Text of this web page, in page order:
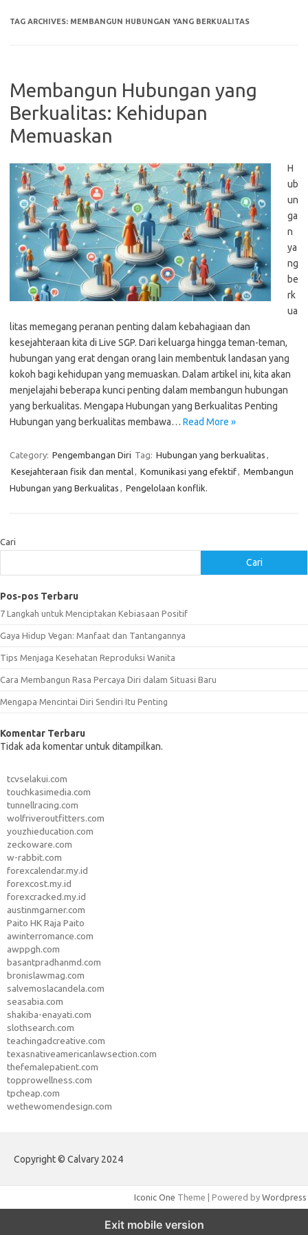
TAG ARCHIVES: MEMBANGUN HUBUNGAN YANG BERKUALITAS
Membangun Hubungan yang
Berkualitas: Kehidupan
Memuaskan
H
ub
un
ga
n
ya
ng
be
rk
ua
litas memegang peranan penting dalam kebahagiaan dan
kesejahteraan kita di Live SGP. Dari keluarga hingga teman-teman,
hubungan yang erat dengan orang lain membentuk landasan yang
kokoh bagi kehidupan yang memuaskan. Dalam artikel ini, kita akan
menjelajahi beberapa kunci penting dalam membangun hubungan
yang berkualitas. Mengapa Hubungan yang Berkualitas Penting
Hubungan yang berkualitas membawa… Read More »
Category: Pengembangan Diri Tag: Hubungan yang berkualitas ,
Kesejahteraan fisik dan mental, Komunikasi yang efektif, Membangun
Hubungan yang Berkualitas , Pengelolaan konflik.
Cari
Cari
Pos-pos Terbaru
7 Langkah untuk Menciptakan Kebiasaan Positif
Gaya Hidup Vegan: Manfaat dan Tantangannya
Tips Menjaga Kesehatan Reproduksi Wanita
Cara Membangun Rasa Percaya Diri dalam Situasi Baru
Mengapa Mencintai Diri Sendiri Itu Penting
Komentar Terbaru
Tidak ada komentar untuk ditampilkan.
tcvselakui.com
touchkasimedia.com
tunnellracing.com
wolfriveroutfitters.com
youzhieducation.com
zeckoware.com
w-rabbit.com
forexcalendar.my.id
forexcost.my.id
forexcracked.my.id
austinmgarner.com
Paito HK Raja Paito
awinterromance.com
awppgh.com
basantpradhanmd.com
bronislawmag.com
salvemoslacandela.com
seasabia.com
shakiba-enayati.com
slothsearch.com
teachingadcreative.com
texasnativeamericanlawsection.com
thefemalepatient.com
topprowellness.com
tpcheap.com
wethewomendesign.com
Copyright © Calvary 2024
Iconic One Theme | Powered by Wordpress
Exit mobile version